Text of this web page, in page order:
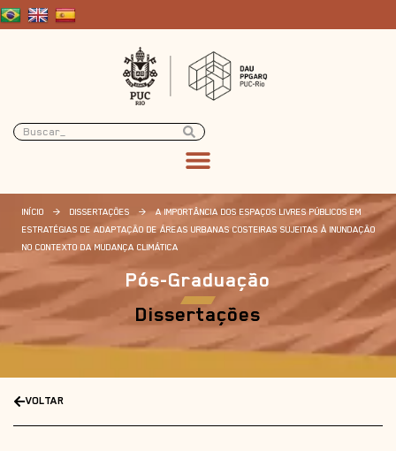
INÍCIO > DISSERTAÇÕES >
A IMPORTÂNCIA DOS ESPAÇOS LIVRES PÚBLICOS EM
ESTRATÉGIAS DE ADAPTAÇÃO DE ÁREAS URBANAS COSTEIRAS SUJEITAS À INUNDAÇÃO
NO CONTEXTO DA MUDANÇA CLIMÁTICA
Pós-Graduação
Dissertações
VOLTAR